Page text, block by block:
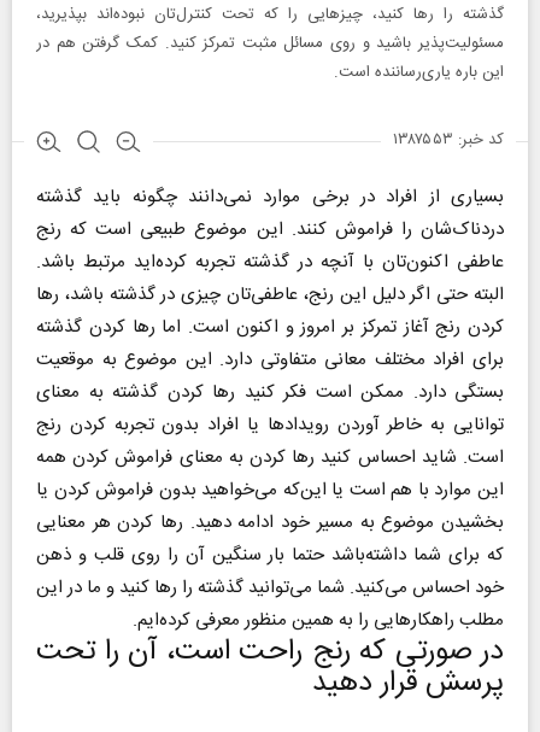
گذشته را رها کنید، چیزهایی را که تحت کنترل‌تان نبوده‌اند بپذیرید،
مسئولیت‌پذیر باشید و روی مسائل مثبت تمرکز کنید. کمک گرفتن هم در
این باره یاری‌رساننده است.
کد خبر: ۱۳۸۷۵۵۳
بسیاری از افراد در برخی موارد نمی‌دانند چگونه باید گذشته‌
دردناک‌شان را فراموش کنند. این موضوع طبیعی است که رنج
عاطفی اکنون‌تان با آنچه در گذشته تجربه کرده‌اید مرتبط باشد.
البته حتی اگر دلیل این رنج، عاطفی‌تان چیزی در گذشته باشد، رها
کردن رنج آغاز تمرکز بر امروز و اکنون است. اما رها کردن گذشته
برای افراد مختلف معانی متفاوتی دارد. این موضوع به موقعیت
بستگی دارد. ممکن است فکر کنید رها کردن گذشته به معنای
توانایی به خاطر آوردن رویدادها یا افراد بدون تجربه کردن رنج
است. شاید احساس کنید رها کردن به معنای فراموش کردن همه‌
این موارد با هم است یا این‌که می‌خواهید بدون فراموش کردن یا
بخشیدن موضوع به مسیر خود ادامه دهید. رها کردن هر معنایی
که برای شما داشته‌باشد حتما بار سنگین آن را روی قلب و ذهن
خود احساس می‌کنید. شما می‌توانید گذشته را رها کنید و ما در این
مطلب راهکارهایی را به همین منظور معرفی کرده‌ایم.
در صورتی که رنج راحت است، آن را تحت
پرسش قرار دهید